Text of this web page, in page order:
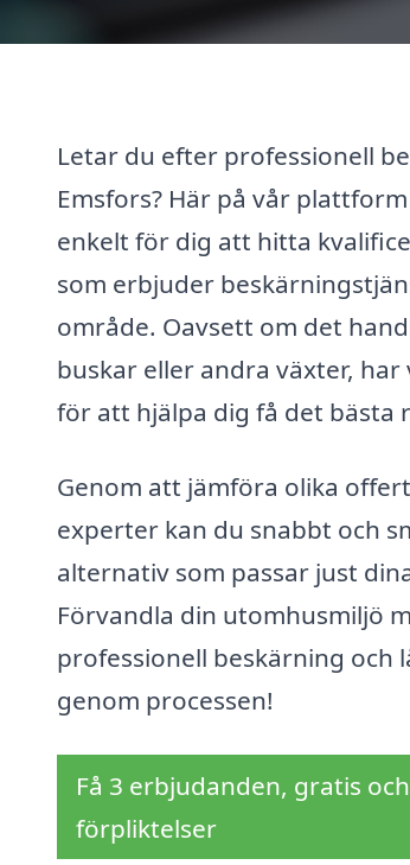
Letar du efter professionell
Emsfors? Här på vår
enkelt för dig att hitta
som erbjuder
område. Oavsett om det
buskar eller andra växter, har
för att hjälpa dig få det bästa
Genom att jämföra olika
experter kan du snabbt och
alternativ som passar just
Förvandla din utomhusmiljö
professionell beskärning och
genom processen!
Få 3 erbjudanden, gratis
förpliktelser